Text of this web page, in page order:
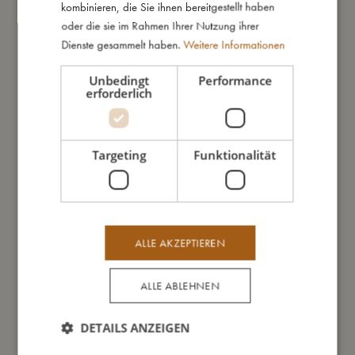
die dazu passende Edelstahlflasche.
So groß bin ich
Daraus bin ich gemacht
So kannst Du mich pflegen
Das könnte dir auch gefallen
kombinieren, die Sie ihnen bereitgestellt haben
oder die sie im Rahmen Ihrer Nutzung ihrer
Dienste gesammelt haben. Weitere Informationen
Unbedingt
erforderlich
Performance
Targeting Funktionalität
ALLE AKZEPTIEREN
ALLE ABLEHNEN
DETAILS ANZEIGEN